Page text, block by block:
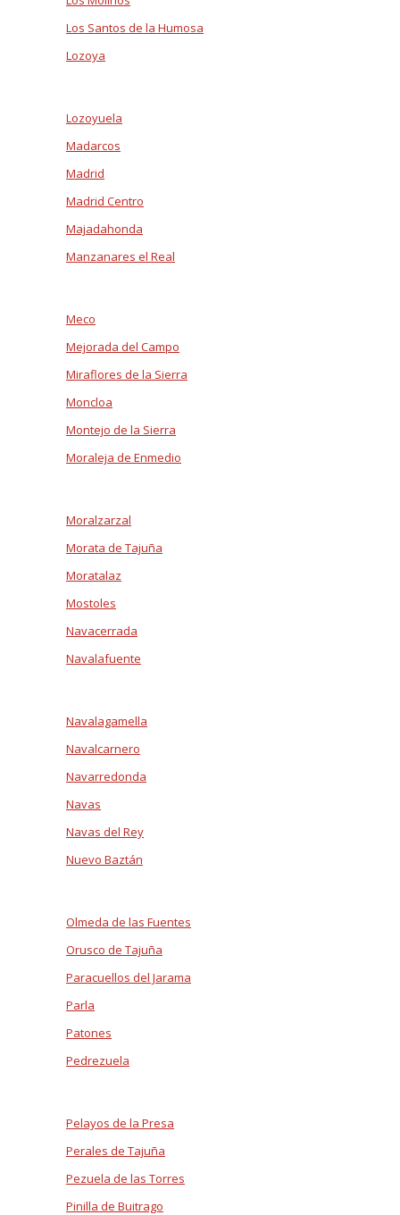
Los Santos de la Humosa
Lozoya
Lozoyuela
Madarcos
Madrid
Madrid Centro
Majadahonda
Manzanares el Real
Meco
Mejorada del Campo
Miraflores de la Sierra
Moncloa
Montejo de la Sierra
Moraleja de Enmedio
Moralzarzal
Morata de Tajuña
Moratalaz
Mostoles
Navacerrada
Navalafuente
Navalagamella
Navalcarnero
Navarredonda
Navas
Navas del Rey
Nuevo Baztán
Olmeda de las Fuentes
Orusco de Tajuña
Paracuellos del Jarama
Parla
Patones
Pedrezuela
Pelayos de la Presa
Perales de Tajuña
Pezuela de las Torres
Pinilla de Buitrago